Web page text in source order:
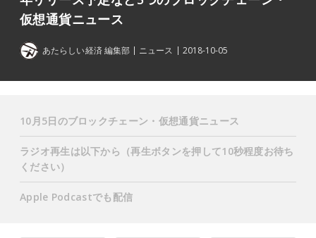
仮想通貨ニュース
あたらしい経済 編集部 ニュース 2018-10-05
10月5日のブロックチェーン・仮想通貨ニュース
ラジオ再生は以下から（再生ボタンを押して10秒程度お待ち
ください）
Apple Podcastでも配信